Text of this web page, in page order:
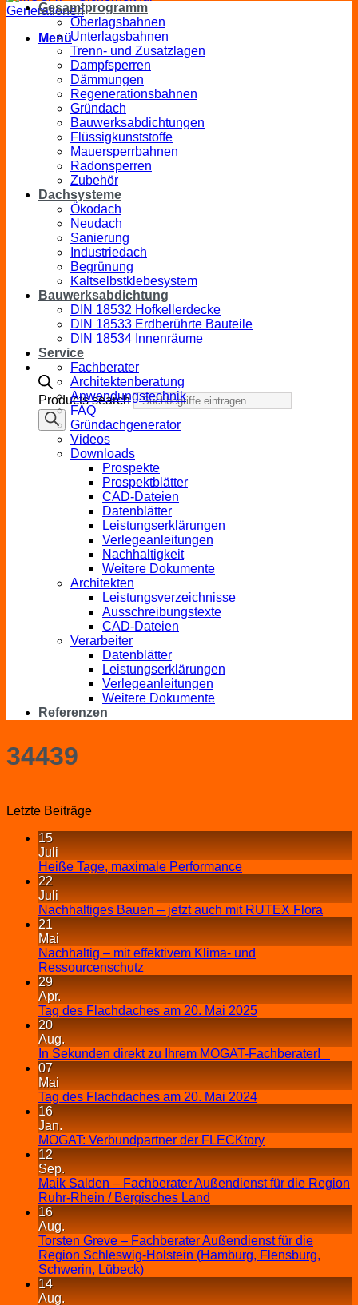
Menü
Products search
Gesamtprogramm
Oberlagsbahnen
Unterlagsbahnen
Trenn- und Zusatzlagen
Dampfsperren
Dämmungen
Regenerationsbahnen
Gründach
Bauwerksabdichtungen
Flüssigkunststoffe
Mauersperrbahnen
Radonsperren
Zubehör
Dachsysteme
Ökodach
Neudach
Sanierung
Industriedach
Begrünung
Kaltselbstklebesystem
Bauwerksabdichtung
DIN 18532 Hofkellerdecke
DIN 18533 Erdberührte Bauteile
DIN 18534 Innenräume
Service
Fachberater
Architektenberatung
Anwendungstechnik
FAQ
Gründachgenerator
Videos
Downloads
Prospekte
Prospektblätter
CAD-Dateien
Datenblätter
Leistungserklärungen
Verlegeanleitungen
Nachhaltigkeit
Weitere Dokumente
Architekten
Leistungsverzeichnisse
Ausschreibungstexte
CAD-Dateien
Verarbeiter
Datenblätter
Leistungserklärungen
Verlegeanleitungen
Weitere Dokumente
Referenzen
34439
Letzte Beiträge
15
Juli
Heiße Tage, maximale Performance
22
Juli
Nachhaltiges Bauen – jetzt auch mit RUTEX Flora
21
Mai
Nachhaltig – mit effektivem Klima- und
Ressourcenschutz
29
Apr.
Tag des Flachdaches am 20. Mai 2025
20
Aug.
In Sekunden direkt zu Ihrem MOGAT-Fachberater!
07
Mai
Tag des Flachdaches am 20. Mai 2024
16
Jan.
MOGAT: Verbundpartner der FLECKtory
12
Sep.
Maik Salden – Fachberater Außendienst für die Region
Ruhr-Rhein / Bergisches Land
16
Aug.
Torsten Greve – Fachberater Außendienst für die
Region Schleswig-Holstein (Hamburg, Flensburg,
Schwerin, Lübeck)
14
Aug.